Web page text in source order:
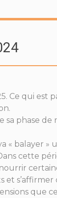
Ce qui
sa phase
« balayer »
cette
s’affirmer
que